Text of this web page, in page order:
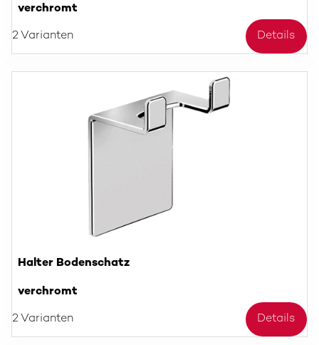
verchromt
2 Varianten Details
Halter Bodenschatz
verchromt
2 Varianten Details